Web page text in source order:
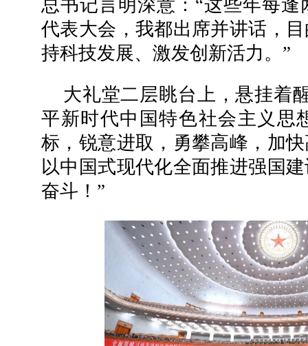
总书记言明深意：“这些年每
代表大会，我都出席并讲话，
持科技发展、激发创新活力。”
大礼堂二层眺台上，悬挂着
平新时代中国特色社会主义思
标，锐意进取，勇攀高峰，加
以中国式现代化全面推进强国
奋斗！”